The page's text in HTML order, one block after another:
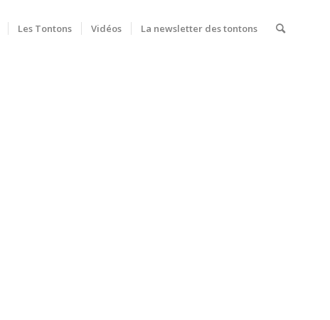
Les Tontons Vidéos La newsletter des tontons